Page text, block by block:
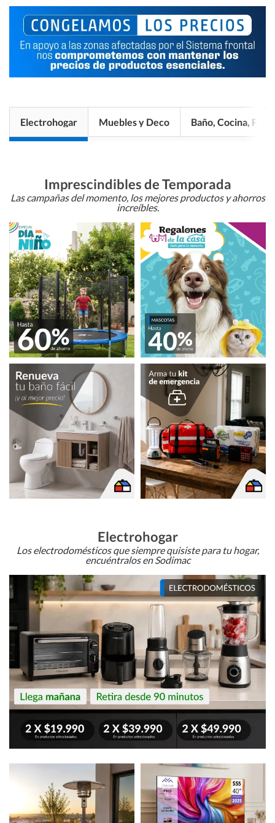
Electrohogar Muebles y Deco Baño, Cocina, Pisos
Imprescindibles de Temporada
Las campañas del momento, los mejores productos y ahorros
increíbles.
Electrohogar
Los electrodomésticos que siempre quisiste para tu hogar,
encuéntralos en Sodimac